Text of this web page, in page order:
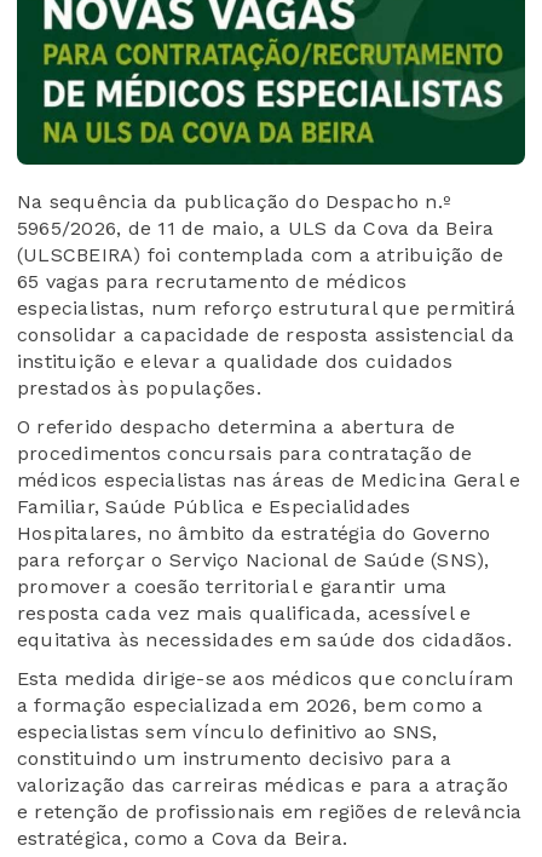
Na sequência da publicação do Despacho n.º
5965/2026, de 11 de maio, a ULS da Cova da Beira
(ULSCBEIRA) foi contemplada com a atribuição de
65 vagas para recrutamento de médicos
especialistas, num reforço estrutural que permitirá
consolidar a capacidade de resposta assistencial da
instituição e elevar a qualidade dos cuidados
prestados às populações.
O referido despacho determina a abertura de
procedimentos concursais para contratação de
médicos especialistas nas áreas de Medicina Geral e
Familiar, Saúde Pública e Especialidades
Hospitalares, no âmbito da estratégia do Governo
para reforçar o Serviço Nacional de Saúde (SNS),
promover a coesão territorial e garantir uma
resposta cada vez mais qualificada, acessível e
equitativa às necessidades em saúde dos cidadãos.
Esta medida dirige-se aos médicos que concluíram
a formação especializada em 2026, bem como a
especialistas sem vínculo definitivo ao SNS,
constituindo um instrumento decisivo para a
valorização das carreiras médicas e para a atração
e retenção de profissionais em regiões de relevância
estratégica, como a Cova da Beira.